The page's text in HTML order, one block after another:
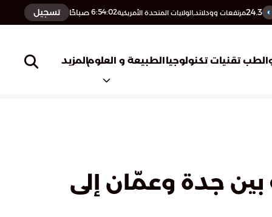
24.3مرتفعات وودلاند,الولايات المتحدة الأمريكية6:54:03 صباحًا تسجيل
تقنيات تكنولوجياالطبيعة و العلومالمزيد
بين جدة وعمّان إلى